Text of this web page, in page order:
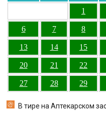
1
6 7 8
13 14 15
20 21 22
27 28 29
В тире на Аптекарском